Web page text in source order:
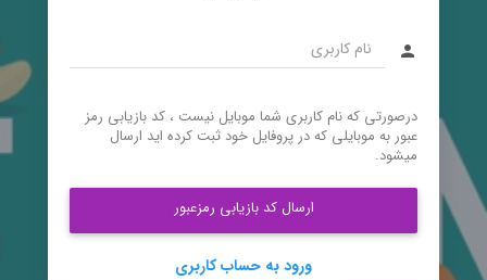
person
درصورتی که نام کاربری شما موبایل نیست ، کد بازیابی رمز
عبور به موبایلی که در پروفایل خود ثبت کرده اید ارسال
میشود.
ارسال کد بازیابی رمزعبور
ورود به حساب کاربری